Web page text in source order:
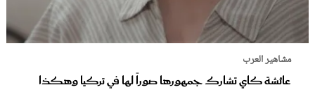
مشاهير العرب
عائشة كاي تشارك جمهورها صوراً لها في تركيا وهكذا